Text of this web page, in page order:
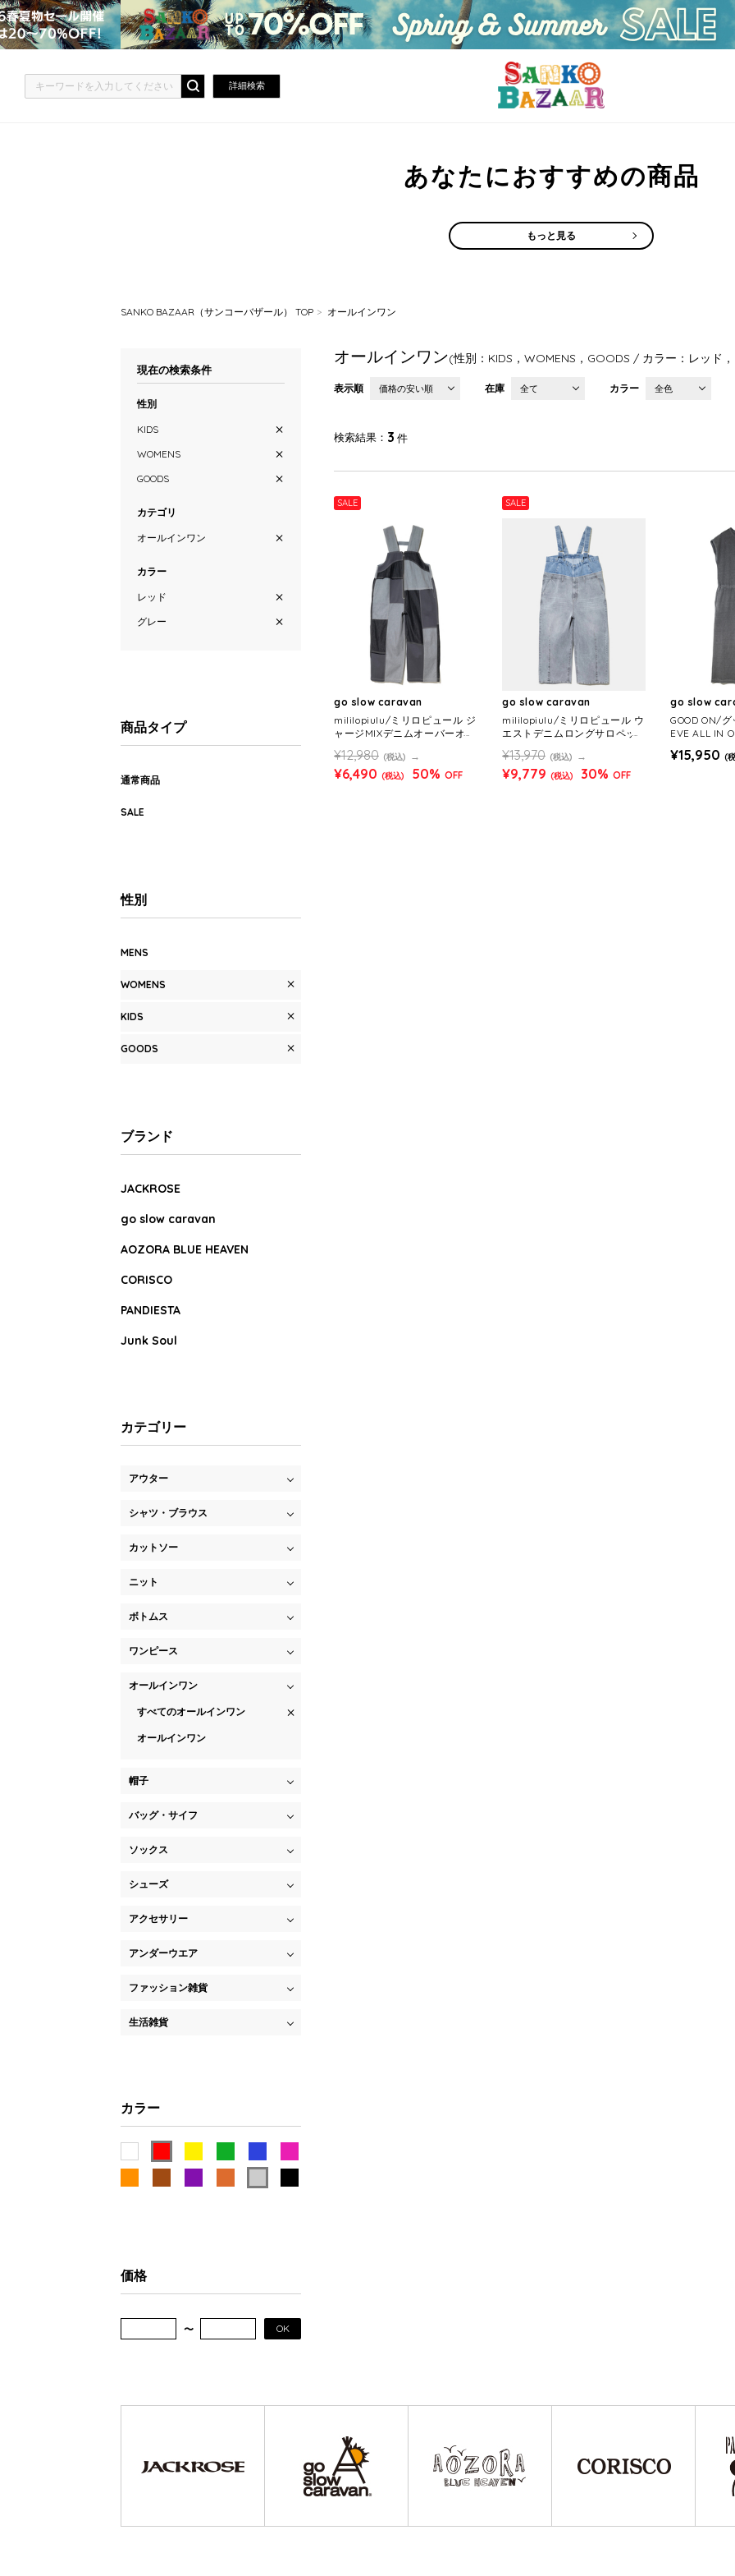
詳細検索
あなたにおすすめの商品
もっと見る
SANKO BAZAAR（サンコーバザール） TOP オールインワン
オールインワン(性別：KIDS，WOMENS，GOODS / カラー：レッド
表示順 価格の安い順 在庫 全て カラー 全色
検索結果 3 件
SALE
go slow caravan
mililopiulu/ミリロピュール ジ
ャージMIXデニムオーバーオー
¥12,980 (税込)
¥6,490 (税込) 50% OFF
SALE
go slow caravan
mililopiulu/ミリロピュール ウ
エストデニムロングサロペッ
¥13,970 (税込)
¥9,779 (税込) 30% OFF
go slow
GOOD ON/グ
EVE ALL IN
¥15,950 (
現在の検索条件
性別
KIDS
WOMENS
GOODS
カテゴリ
オールインワン
カラー
レッド
グレー
商品タイプ
通常商品
SALE
性別
MENS
WOMENS
KIDS
GOODS
ブランド
JACKROSE
go slow caravan
AOZORA BLUE HEAVEN
CORISCO
PANDIESTA
Junk Soul
カテゴリー
アウター
シャツ・ブラウス
カットソー
ニット
ボトムス
ワンピース
オールインワン
すべてのオールインワン
オールインワン
帽子
バッグ・サイフ
ソックス
シューズ
アクセサリー
アンダーウエア
ファッション雑貨
生活雑貨
カラー
価格
OK